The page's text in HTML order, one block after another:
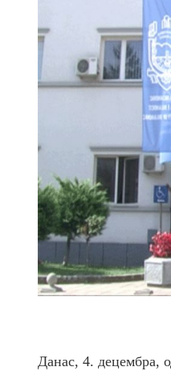
Данас, 4. децембра,